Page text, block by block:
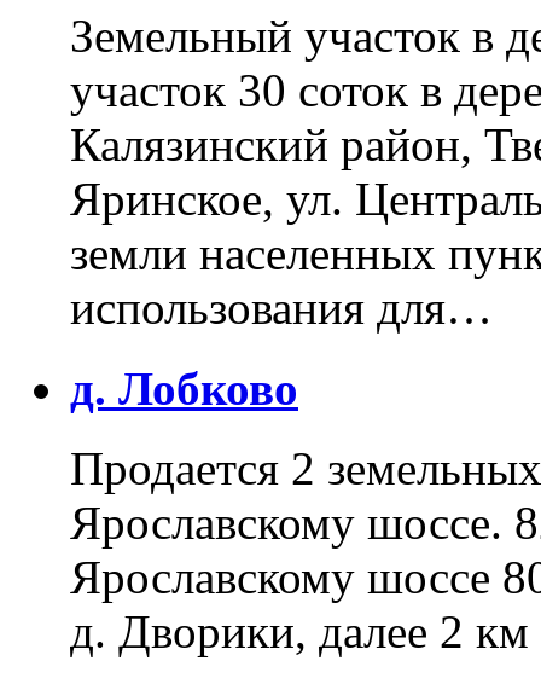
Земельный участок в
участок 30 соток в
Калязинский район,
Яринское, ул.
земли населенных
использования для…
д. Лобково
Продается 2
Ярославскому
Ярославскому шоссе
д. Дворики, далее 2